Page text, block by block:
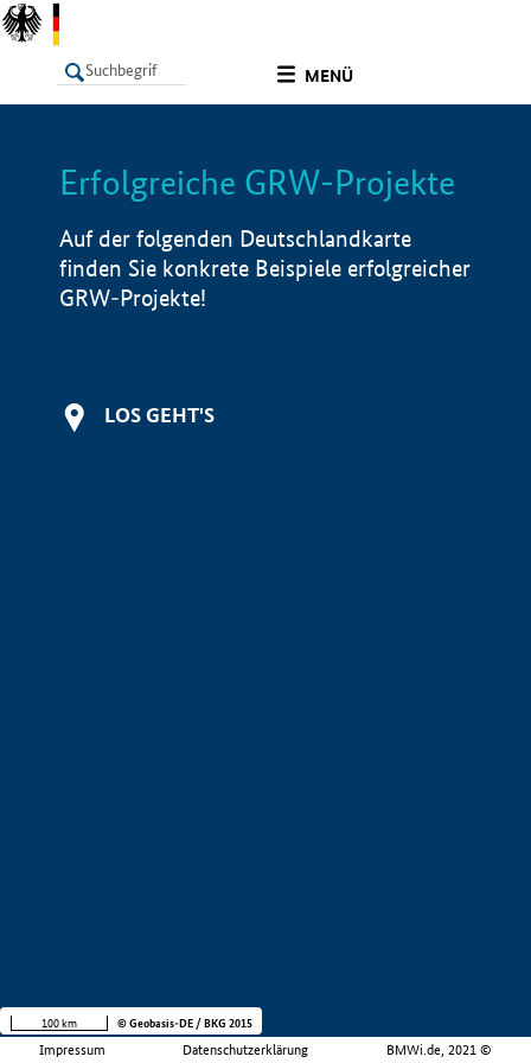
MENÜ
LISTE Info
Erfolgreiche GRW-Projekte
Auf der folgenden Deutschlandkarte
finden Sie konkrete Beispiele erfolgreicher
GRW-Projekte!
LOS GEHT'S
Impressum Datenschutzerklärung BMWi.de, 2021 ©
100 km © Geobasis-DE / BKG 2015